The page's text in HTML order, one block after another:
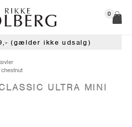
0
(gælder ikke udsalg)
ULTRA MINI